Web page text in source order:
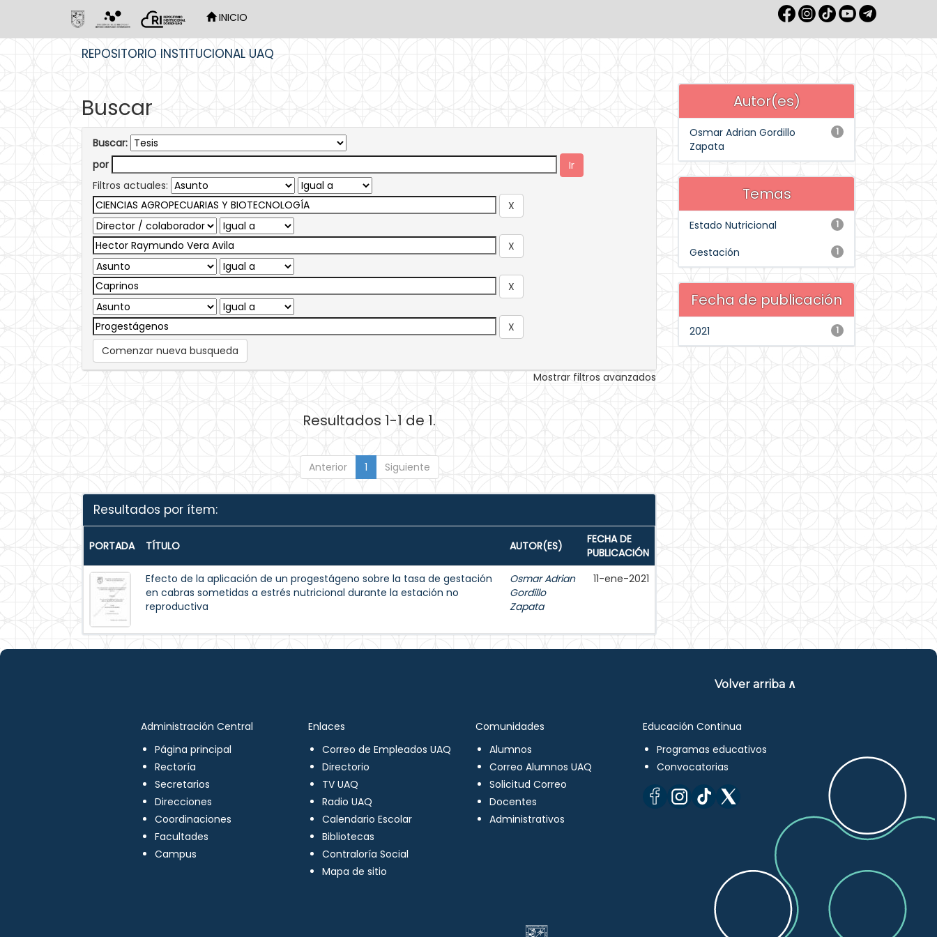
INICIO
REPOSITORIO INSTITUCIONAL UAQ
Buscar
Buscar:
por
Filtros actuales:
Comenzar nueva busqueda
Mostrar filtros avanzados
Resultados 1-1 de 1.
Anterior 1 Siguiente
Resultados por ítem:
PORTADA TÍTULO AUTOR(ES)
FECHA DE
PUBLICACIÓN
Efecto de la aplicación de un progestágeno sobre la tasa de gestación
en cabras sometidas a estrés nutricional durante la estación no
reproductiva
Osmar Adrian
Gordillo
Zapata
11-ene-2021
Autor(es)
1
Osmar Adrian Gordillo
Zapata
Temas
1
Estado Nutricional
1
Gestación
Fecha de publicación
1
2021
Volver arriba ∧
Administración Central
Página principal
Rectoría
Secretarios
Direcciones
Coordinaciones
Facultades
Campus
Enlaces
Correo de Empleados UAQ
Directorio
TV UAQ
Radio UAQ
Calendario Escolar
Bibliotecas
Contraloría Social
Mapa de sitio
Comunidades
Alumnos
Correo Alumnos UAQ
Solicitud Correo
Docentes
Administrativos
Educación Continua
Programas educativos
Convocatorias